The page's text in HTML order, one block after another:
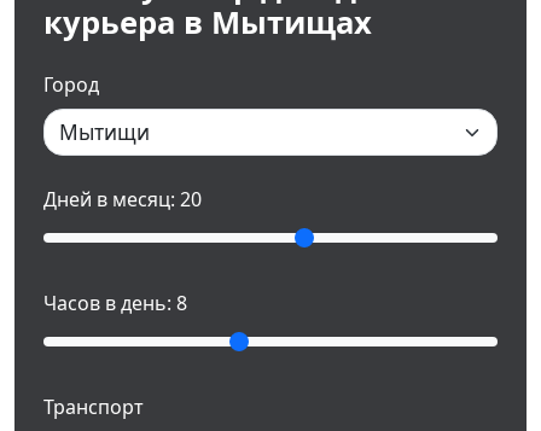
курьера в Мытищах
Город
Дней в месяц: 20
Часов в день: 8
Транспорт